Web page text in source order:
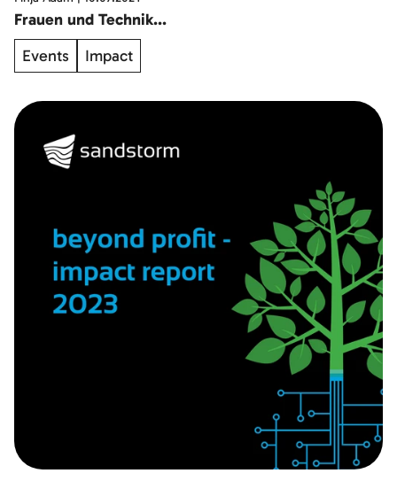
Frauen und Technik...
Events
Impact